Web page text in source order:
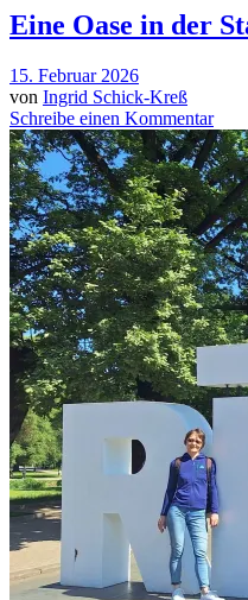
Eine Oase in der
15. Februar 2026
von Ingrid Schick-Kreß
Schreibe einen Kommentar